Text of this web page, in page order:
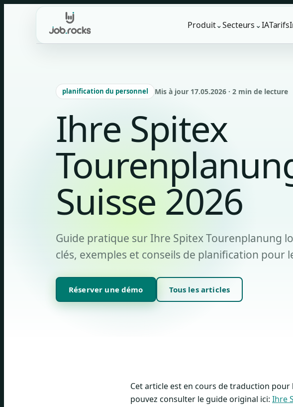
Produit⌄Secteurs ⌄IATarifs
planification du personnel Mis à jour 17.05.2026 · 2 min de lecture
Ihre Spitex
Suisse 2026
Guide pratique sur Ihre Spitex Tourenplanung
clés, exemples et conseils de planification pour
Réserver une démo Tous les articles
Cet article est en cours de traduction
pouvez consulter le guide original ici: Ihre